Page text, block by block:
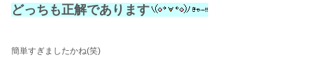
どっちも正解であります
簡単すぎましたかね(笑)